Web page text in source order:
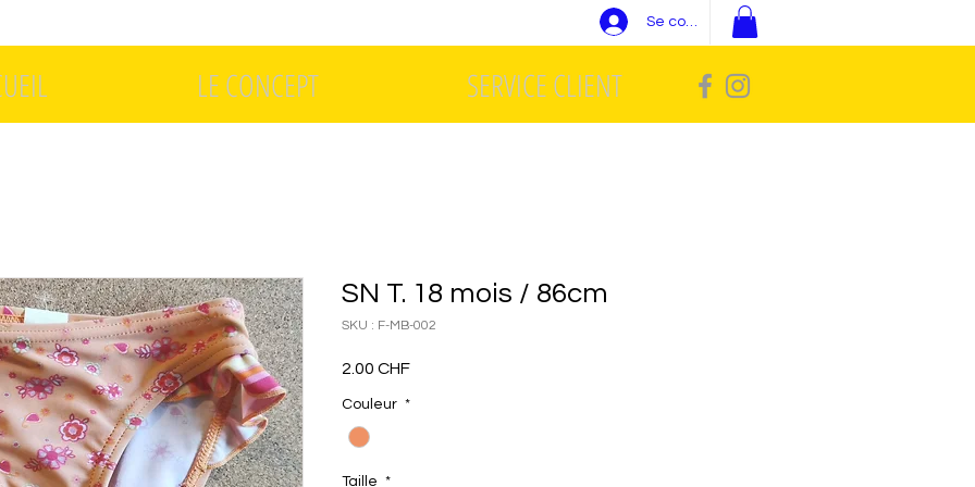
Se connecter
LE CONCEPT SERVICE CLIENT
SN T. 18 mois / 86cm
SKU : F-MB-002
2.00 CHFPrix
Couleur *
Taille *